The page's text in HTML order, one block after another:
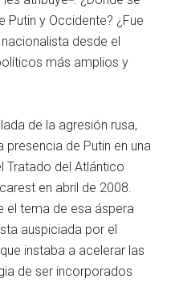
Putin y Occidente? ¿Fue
desde el
más amplios y
de la agresión rusa,
presencia de Putin en una
Tratado del Atlántico
en abril de 2008.
el tema de esa áspera
auspiciada por el
instaba a acelerar las
de ser incorporados